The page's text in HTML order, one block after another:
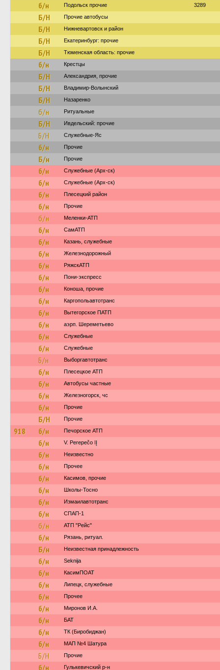
б/н Подольск прочие 3289
Б/Н Прочие автобусы
Б/Н Нижневартовск и район
Б/Н Екатеринбург: прочие
Б/Н Тюменская область: прочие
б/н Крестцы
Б/Н Александрия, прочие
Б/Н Владимир-Волынский
Б/Н Назаренко
б/н Ритуальные
Б/Н Ивдельский: прочие
Б/Н Служебные-Яс
б/н Прочие
Б/н Прочие
б/н Служебные (Арх-ск)
б/н Служебные (Арх-ск)
б/н Плесецкий район
б/н Прочие
б/н Меленки-АТП
б/н СамАТП
б/н Казань, служебные
б/н Железнодорожный
б/н РяжскАТП
б/н Пони-экспресс
б/н Коноша, прочие
б/н Каргопольавтотранс
б/н Вытегорское ПАТП
б/н аэрп. Шереметьево
б/н Служебные
б/н Служебные
Б/н Выборгавтотранс
б/н Плесецкое АТП
б/н Автобусы частные
б/н Железногорск, чс
б/н Прочие
Б/Н Прочие
918 б/н Печорское АТП
б/н V. Perepečo IĮ
б/н Неизвестно
б/н Прочее
б/н Касимов, прочие
б/н Школы-Тосно
б/н Измаилавтотранс
б/н СПАП-1
б/н АТП "Рейс"
б/н Рязань, ритуал.
Б/н Неизвестная принадлежность
б/н Seknija
б/н КасимПОАТ
б/н Липецк, служебные
б/н Прочее
б/н Миронов И.А.
б/н БАТ
б/н ТК (Биробиджан)
б/н МАП №4 Шатура
Б/Н Прочие
б/н Гулькевичский р-н